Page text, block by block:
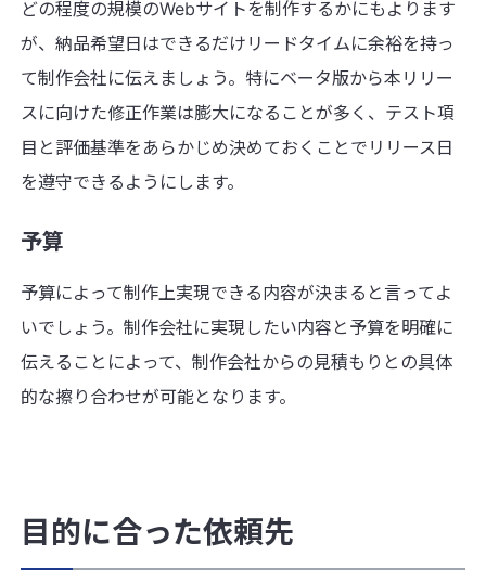
どの程度の規模のWebサイトを制作するかにもよります
が、納品希望日はできるだけリードタイムに余裕を持っ
て制作会社に伝えましょう。特にベータ版から本リリー
スに向けた修正作業は膨大になることが多く、テスト項
目と評価基準をあらかじめ決めておくことでリリース日
を遵守できるようにします。
予算
予算によって制作上実現できる内容が決まると言ってよ
いでしょう。制作会社に実現したい内容と予算を明確に
伝えることによって、制作会社からの見積もりとの具体
的な擦り合わせが可能となります。
目的に合った依頼先